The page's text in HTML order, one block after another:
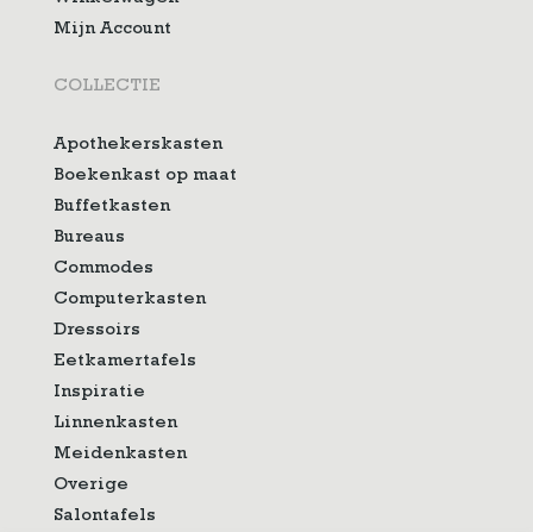
Mijn Account
COLLECTIE
Apothekerskasten
Boekenkast op maat
Buffetkasten
Bureaus
Commodes
Computerkasten
Dressoirs
Eetkamertafels
Inspiratie
Linnenkasten
Meidenkasten
Overige
Salontafels